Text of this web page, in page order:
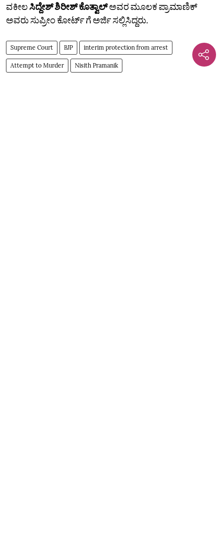
ವಕೀಲಸಿದ್ದೇಶ್ ಶಿರೀಶ್ ಕೊತ್ವಾಲ್ಅವರ ಮೂಲಕ ಪ್ರಾಮಾಣಿಕ್
ಅವರು ಸುಪ್ರೀಂ ಕೋರ್ಟ್ ಗೆ ಅರ್ಜಿ ಸಲ್ಲಿಸಿದ್ದರು.
Supreme Court BJP interim protection from arrest
Attempt to Murder Nisith Pramanik